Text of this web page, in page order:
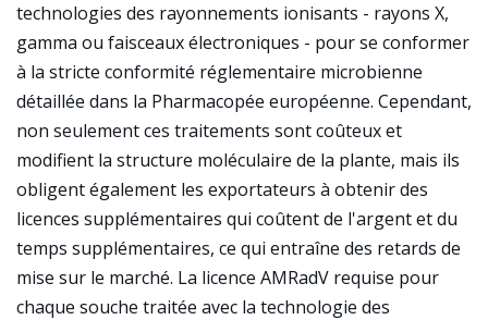
technologies des rayonnements ionisants - rayons X,
gamma ou faisceaux électroniques - pour se conformer
à la stricte conformité réglementaire microbienne
détaillée dans la Pharmacopée européenne. Cependant,
non seulement ces traitements sont coûteux et
modifient la structure moléculaire de la plante, mais ils
obligent également les exportateurs à obtenir des
licences supplémentaires qui coûtent de l'argent et du
temps supplémentaires, ce qui entraîne des retards de
mise sur le marché. La licence AMRadV requise pour
chaque souche traitée avec la technologie des